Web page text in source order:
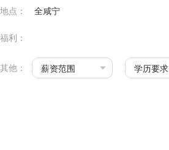
地点： 全咸宁
福利：
其他： 薪资范围 学历要求